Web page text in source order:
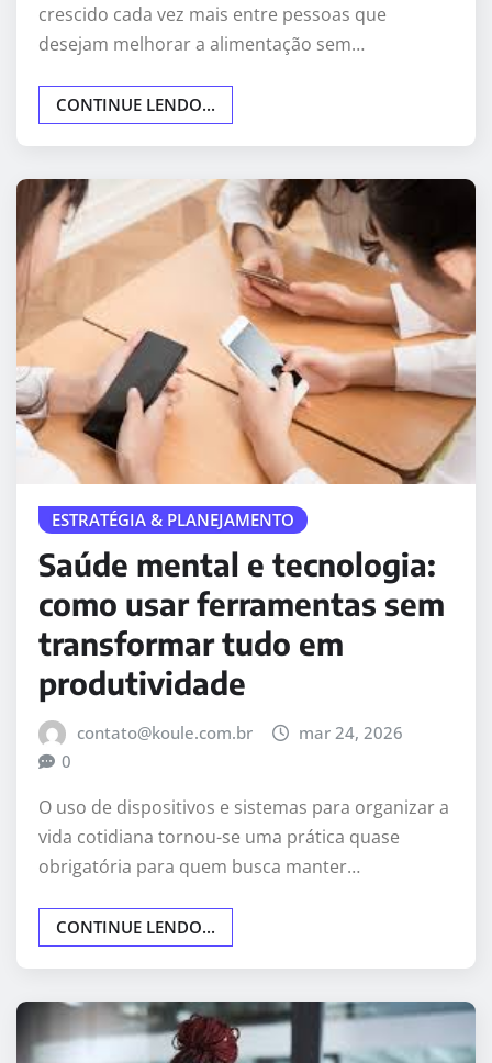
crescido cada vez mais entre pessoas que
desejam melhorar a alimentação sem…
CONTINUE LENDO...
ESTRATÉGIA & PLANEJAMENTO
Saúde mental e tecnologia:
como usar ferramentas sem
transformar tudo em
produtividade
contato@koule.com.br
mar 24, 2026
0
O uso de dispositivos e sistemas para organizar a
vida cotidiana tornou-se uma prática quase
obrigatória para quem busca manter…
CONTINUE LENDO...